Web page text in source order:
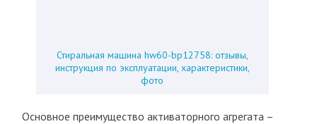
Стиральная машина hw60-bp12758: отзывы,
инструкция по эксплуатации, характеристики,
фото
Основное преимущество активаторного агрегата –